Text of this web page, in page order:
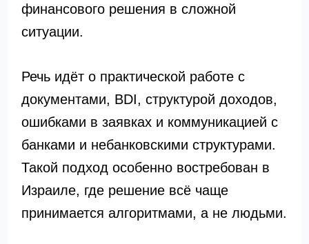
финансового решения в сложной
ситуации.
Речь идёт о практической работе с
документами, BDI, структурой доходов,
ошибками в заявках и коммуникацией с
банками и небанковскими структурами.
Такой подход особенно востребован в
Израиле, где решение всё чаще
принимается алгоритмами, а не людьми.